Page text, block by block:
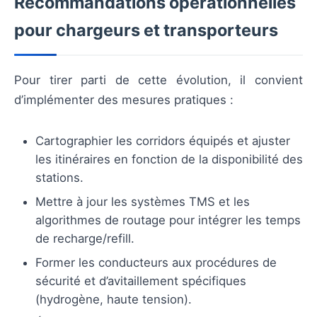
pour chargeurs et transporteurs
Pour tirer parti de cette évolution, il convient
d’implémenter des mesures pratiques :
Cartographier les corridors équipés et ajuster
les itinéraires en fonction de la disponibilité des
stations.
Mettre à jour les systèmes TMS et les
algorithmes de routage pour intégrer les temps
de recharge/refill.
Former les conducteurs aux procédures de
sécurité et d’avitaillement spécifiques
(hydrogène, haute tension).